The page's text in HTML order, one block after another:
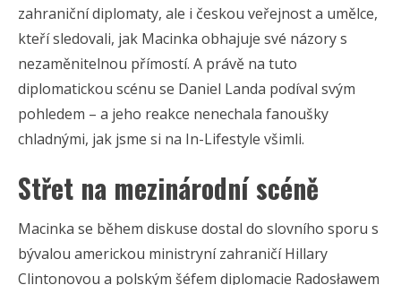
zahraniční diplomaty, ale i českou veřejnost a umělce,
kteří sledovali, jak Macinka obhajuje své názory s
nezaměnitelnou přímostí. A právě na tuto
diplomatickou scénu se Daniel Landa podíval svým
pohledem – a jeho reakce nenechala fanoušky
chladnými, jak jsme si na In-Lifestyle všimli.
Střet na mezinárodní scéně
Macinka se během diskuse dostal do slovního sporu s
bývalou americkou ministryní zahraničí Hillary
Clintonovou a polským šéfem diplomacie Radosławem